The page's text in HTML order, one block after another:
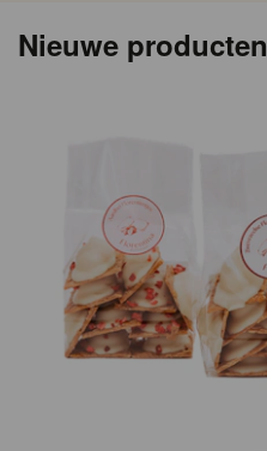
Nieuwe producten